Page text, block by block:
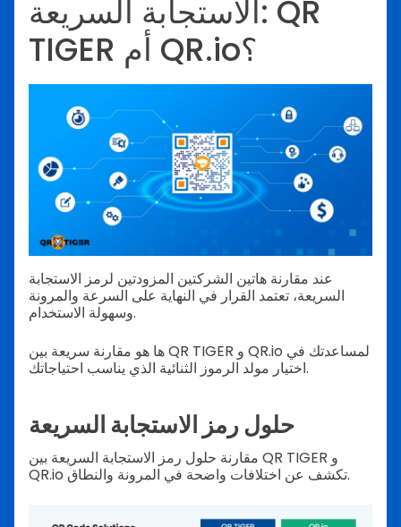
الاستجابة السريعة: QR
TIGER أم QR.io؟
عند مقارنة هاتين الشركتين المزودتين لرمز الاستجابة
السريعة، تعتمد القرار في النهاية على السرعة والمرونة
وسهولة الاستخدام.
ها هو مقارنة سريعة بين QR TIGER و QR.io لمساعدتك في
اختيار مولد الرموز الثنائية الذي يناسب احتياجاتك.
حلول رمز الاستجابة السريعة
مقارنة حلول رمز الاستجابة السريعة بين QR TIGER و
QR.io تكشف عن اختلافات واضحة في المرونة والنطاق.